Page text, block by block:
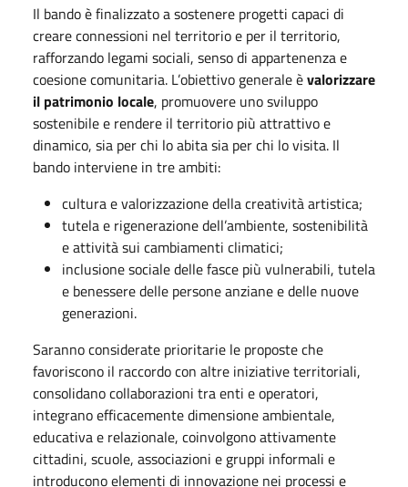
Il bando è finalizzato a sostenere progetti capaci di
creare connessioni nel territorio e per il territorio,
rafforzando legami sociali, senso di appartenenza e
coesione comunitaria. L’obiettivo generale èvalorizzare
il patrimonio locale, promuovere uno sviluppo
sostenibile e rendere il territorio più attrattivo e
dinamico, sia per chi lo abita sia per chi lo visita. Il
bando interviene in tre ambiti:
cultura e valorizzazione della creatività artistica;
tutela e rigenerazione dell’ambiente, sostenibilità
e attività sui cambiamenti climatici;
inclusione sociale delle fasce più vulnerabili, tutela
e benessere delle persone anziane e delle nuove
generazioni.
Saranno considerate prioritarie le proposte che
favoriscono il raccordo con altre iniziative territoriali,
consolidano collaborazioni tra enti e operatori,
integrano efficacemente dimensione ambientale,
educativa e relazionale, coinvolgono attivamente
cittadini, scuole, associazioni e gruppi informali e
introducono elementi di innovazione nei processi e